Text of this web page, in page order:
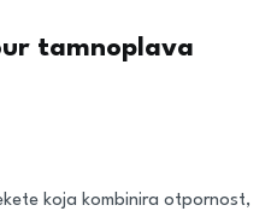
tamnoplava
koja kombinira otpornost,